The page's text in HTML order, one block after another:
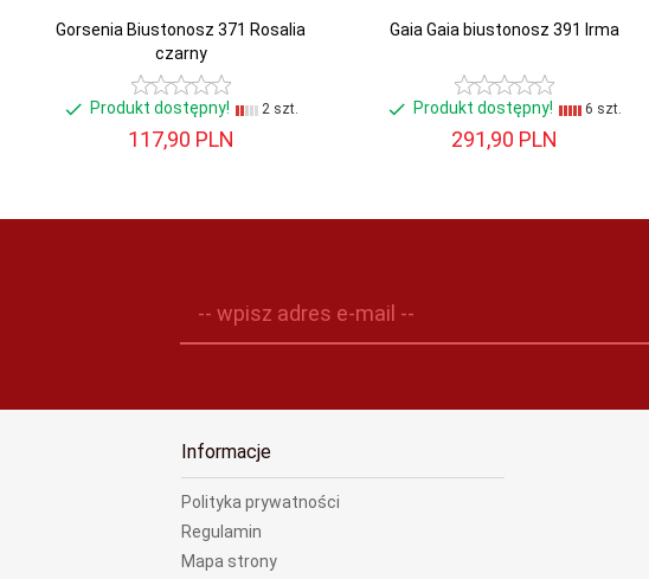
Gorsenia Biustonosz 371 Rosalia
czarny
Produkt dostępny! 2 szt.
117,90 PLN
Gaia Gaia biustonosz 391 Irma
Produkt dostępny! 6 szt.
291,90 PLN
-- wpisz adres e-mail --
Informacje
Polityka prywatności
Regulamin
Mapa strony